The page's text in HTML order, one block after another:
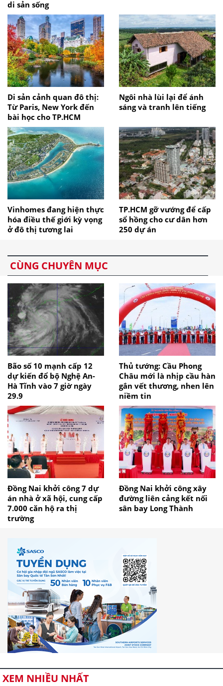
di sản sống
Di sản cảnh quan đô thị:
Từ Paris, New York đến
bài học cho TP.HCM
Ngôi nhà lùi lại để ánh
sáng và tranh lên tiếng
Vinhomes đang hiện thực
hóa điều thế giới kỳ vọng
ở đô thị tương lai
TP.HCM gỡ vướng để cấp
sổ hồng cho cư dân hơn
250 dự án
CÙNG CHUYÊN MỤC
Bão số 10 mạnh cấp 12
dự kiến đổ bộ Nghệ An-
Hà Tĩnh vào 7 giờ ngày
29.9
Thủ tướng: Cầu Phong
Châu mới là nhịp cầu hàn
gắn vết thương, nhen lên
niềm tin
Đồng Nai khởi công 7 dự
án nhà ở xã hội, cung cấp
7.000 căn hộ ra thị
trường
Đồng Nai khởi công xây
đường liên cảng kết nối
sân bay Long Thành
XEM NHIỀU NHẤT